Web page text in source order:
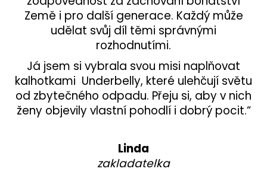
Země i pro další generace. Každý může
udělat svůj díl těmi správnými
rozhodnutími.
Já jsem si vybrala svou misi naplňovat
kalhotkami Underbelly, které ulehčují světu
od zbytečného odpadu. Přeju si, aby v nich
ženy objevily vlastní pohodlí i dobrý pocit.“
Linda
zakladatelka